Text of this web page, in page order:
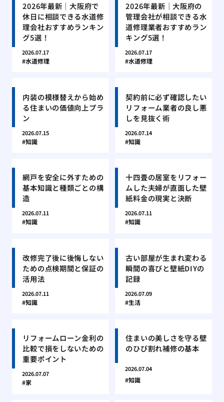
2026年最新｜大阪府で
休日に相談できる水道修
理会社おすすめランキン
グ5選！
2026.07.17
水道修理
2026年最新｜大阪府の
管理会社が相談できる水
道修理業者おすすめラン
キング5選！
2026.07.17
水道修理
内装の模様替えから始め
る住まいの価値向上プラ
ン
2026.07.15
知識
契約前に必ず確認したい
リフォーム業者の良し悪
しを見抜く術
2026.07.14
知識
網戸を安全に外すための
基本知識と種類ごとの構
造
2026.07.11
知識
十四畳の居室をリフォー
ムした夫婦が直面した壁
紙料金の現実と決断
2026.07.11
知識
改修完了後に後悔しない
ための点検期間と保証の
活用法
2026.07.11
知識
古い部屋が生まれ変わる
瞬間の喜びと壁紙DIYの
記録
2026.07.09
生活
リフォームローン金利の
比較で損をしないための
重要ポイント
2026.07.07
家
住まいの美しさを守る壁
のひび割れ補修の基本
2026.07.04
知識